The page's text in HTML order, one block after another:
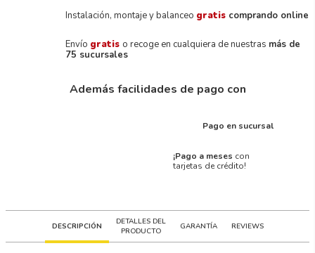
Instalación, montaje y balanceo gratis comprando online
Envío gratis o recoge en cualquiera de nuestras más de
75 sucursales
Además facilidades de pago con
Pago en sucursal
¡Pago a meses con
tarjetas de crédito!
DESCRIPCIÓN
DETALLES DEL
PRODUCTO
GARANTÍA REVIEWS